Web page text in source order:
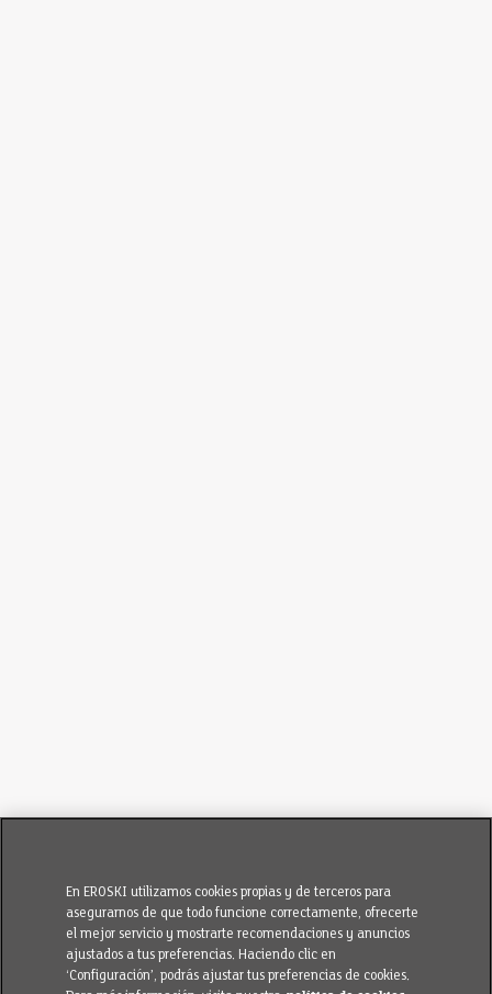
En EROSKI utilizamos cookies propias y de terceros para
asegurarnos de que todo funcione correctamente, ofrecerte
el mejor servicio y mostrarte recomendaciones y anuncios
ajustados a tus preferencias. Haciendo clic en
‘Configuración’, podrás ajustar tus preferencias de cookies.